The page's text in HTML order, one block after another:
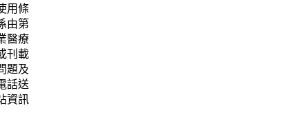
用條
由第
醫療
刊載
題及
話送
資訊